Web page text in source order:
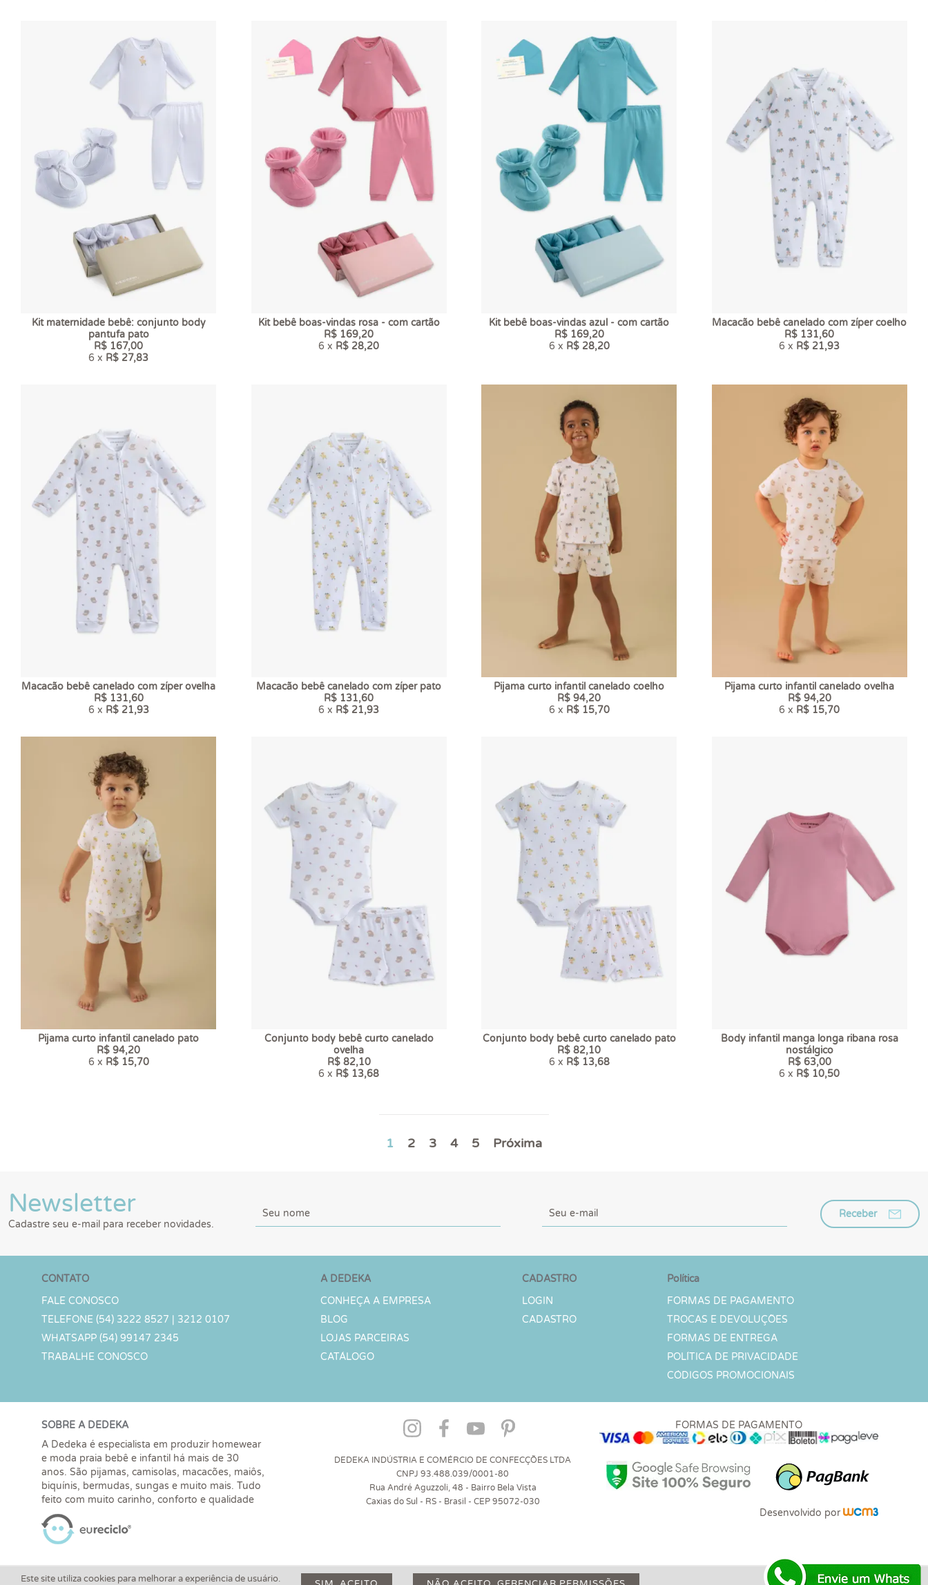
Kit maternidade bebê: conjunto body
pantufa pato
R$ 167,00
6 x R$ 27,83
Kit bebê boas-vindas rosa - com cartão
R$ 169,20
6 x R$ 28,20
Kit bebê boas-vindas azul - com cartão
R$ 169,20
6 x R$ 28,20
Macacão bebê canelado com zíper coelho
R$ 131,60
6 x R$ 21,93
Macacão bebê canelado com zíper ovelha
R$ 131,60
6 x R$ 21,93
Macacão bebê canelado com zíper pato
R$ 131,60
6 x R$ 21,93
Pijama curto infantil canelado coelho
R$ 94,20
6 x R$ 15,70
Pijama curto infantil canelado ovelha
R$ 94,20
6 x R$ 15,70
Pijama curto infantil canelado pato
R$ 94,20
6 x R$ 15,70
Conjunto body bebê curto canelado
ovelha
R$ 82,10
6 x R$ 13,68
Conjunto body bebê curto canelado pato
R$ 82,10
6 x R$ 13,68
Body infantil manga longa ribana rosa
nostálgico
R$ 63,00
6 x R$ 10,50
1 2 3 4 5 Próxima
Newsletter
Cadastre seu e-mail para receber novidades.
Receber
CONTATO
FALE CONOSCO
TELEFONE (54) 3222 8527 | 3212 0107
WHATSAPP (54) 99147 2345
TRABALHE CONOSCO
A DEDEKA
CONHEÇA A EMPRESA
BLOG
LOJAS PARCEIRAS
CATÁLOGO
CADASTRO
LOGIN
CADASTRO
Política
FORMAS DE PAGAMENTO
TROCAS E DEVOLUÇÕES
FORMAS DE ENTREGA
POLÍTICA DE PRIVACIDADE
CÓDIGOS PROMOCIONAIS
SOBRE A DEDEKA
A Dedeka é especialista em produzir homewear
e moda praia bebê e infantil há mais de 30
anos. São pijamas, camisolas, macacões, maiôs,
biquínis, bermudas, sungas e muito mais. Tudo
feito com muito carinho, conforto e qualidade
DEDEKA INDÚSTRIA E COMÉRCIO DE CONFECÇÕES LTDA
CNPJ 93.488.039/0001-80
Rua André Aguzzoli, 48 - Bairro Bela Vista
Caxias do Sul - RS - Brasil - CEP 95072-030
FORMAS DE PAGAMENTO
Desenvolvido por
Este site utiliza cookies para melhorar a experiência de usuário.